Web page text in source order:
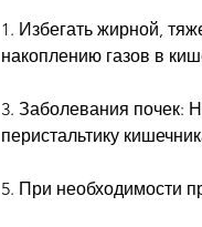
1. Избегать жирной,
накоплению газов в
3. Заболевания почек:
перистальтику
5. При необходимости